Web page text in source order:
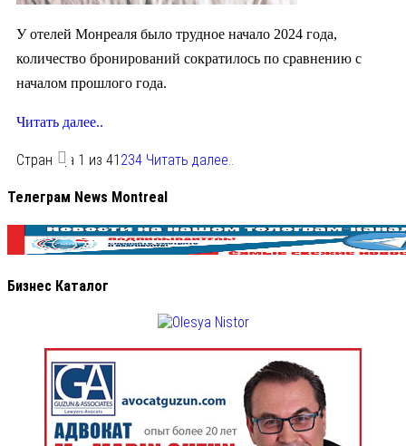
У отелей Монреаля было трудное начало 2024 года,
количество бронирований сократилось по сравнению с
началом прошлого года.
Читать далее..
Страница 1 из 41 234 Читать далее..
Телеграм News Montreal
Бизнес Каталог